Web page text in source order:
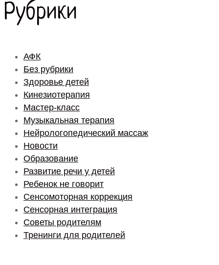
Рубрики
АФК
Без рубрики
Здоровье детей
Кинезиотерапия
Мастер-класс
Музыкальная терапия
Нейрологопедический массаж
Новости
Образование
Развитие речи у детей
Ребенок не говорит
Сенсомоторная коррекция
Сенсорная интеграция
Советы родителям
Тренинги для родителей